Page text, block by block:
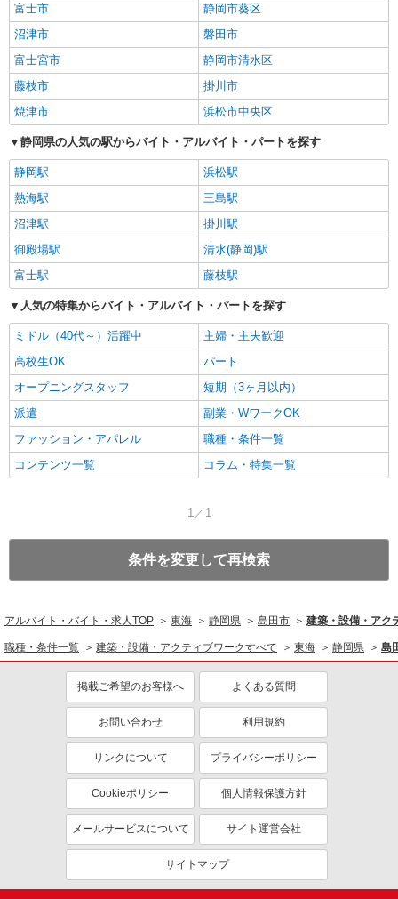
富士市
静岡市葵区
沼津市
磐田市
富士宮市
静岡市清水区
藤枝市
掛川市
焼津市
浜松市中央区
静岡県の人気の駅からバイト・アルバイト・パートを探す
静岡駅
浜松駅
熱海駅
三島駅
沼津駅
掛川駅
御殿場駅
清水(静岡)駅
富士駅
藤枝駅
人気の特集からバイト・アルバイト・パートを探す
ミドル（40代～）活躍中
主婦・主夫歓迎
高校生OK
パート
オープニングスタッフ
短期（3ヶ月以内）
派遣
副業・WワークOK
ファッション・アパレル
職種・条件一覧
コンテンツ一覧
コラム・特集一覧
1／1
条件を変更して再検索
アルバイト・バイト・求人TOP 東海 静岡県 島田市 建築・設備・アク
職種・条件一覧 建築・設備・アクティブワークすべて 東海 静岡県 島
掲載ご希望のお客様へ よくある質問
お問い合わせ 利用規約
リンクについて プライバシーポリシー
Cookieポリシー 個人情報保護方針
メールサービスについて サイト運営会社
サイトマップ